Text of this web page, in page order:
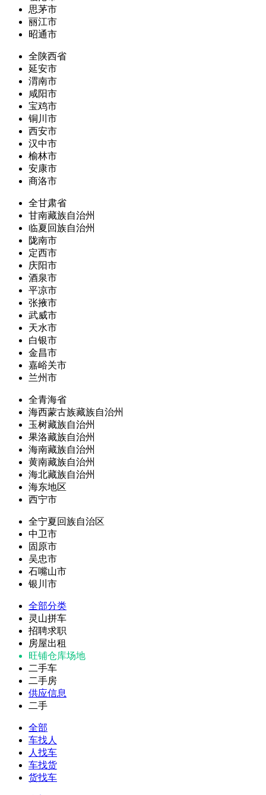
思茅市
丽江市
昭通市
全陕西省
延安市
渭南市
咸阳市
宝鸡市
铜川市
西安市
汉中市
榆林市
安康市
商洛市
全甘肃省
甘南藏族自治州
临夏回族自治州
陇南市
定西市
庆阳市
酒泉市
平凉市
张掖市
武威市
天水市
白银市
金昌市
嘉峪关市
兰州市
全青海省
海西蒙古族藏族自治州
玉树藏族自治州
果洛藏族自治州
海南藏族自治州
黄南藏族自治州
海北藏族自治州
海东地区
西宁市
全宁夏回族自治区
中卫市
固原市
吴忠市
石嘴山市
银川市
全部分类
灵山拼车
招聘求职
房屋出租
旺铺仓库场地
二手车
二手房
供应信息
二手
全部
车找人
人找车
车找货
货找车